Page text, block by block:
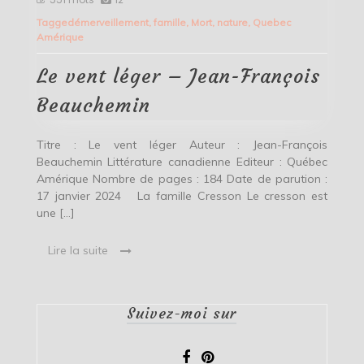
léger
François
Beauchemin
Taggedémerveillement, famille, Mort, nature, Quebec
Amérique
Le vent léger – Jean-François
Beauchemin
Titre : Le vent léger Auteur : Jean-François
Beauchemin Littérature canadienne Editeur : Québec
Amérique Nombre de pages : 184 Date de parution :
17 janvier 2024 La famille Cresson Le cresson est
une […]
Lire la suite
Suivez-moi sur